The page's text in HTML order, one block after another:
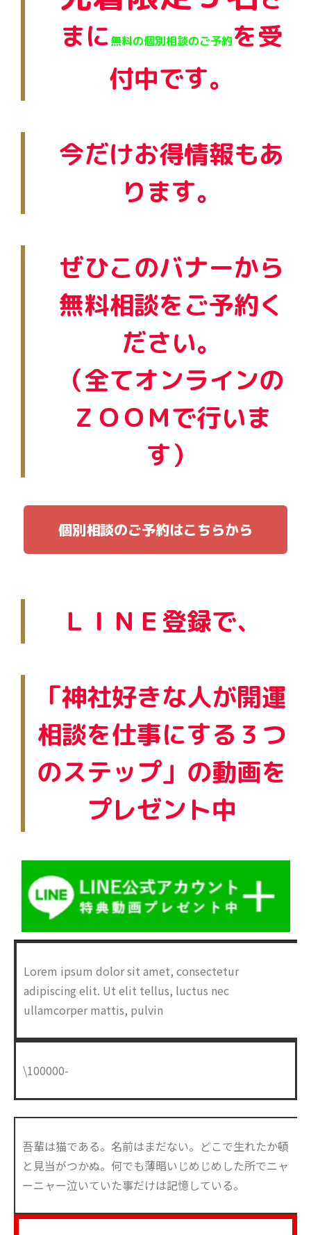
まに無料の個別相談のご予約を受
付中です。
今だけお得情報もあ
ります。
ぜひこのバナーから
無料相談をご予約く
ださい。
（全てオンラインの
ＺＯＯＭで行いま
す）
個別相談のご予約はこちらから
ＬＩＮＥ登録で、
「神社好きな人が開運
相談を仕事にする３つ
のステップ」の動画を
プレゼント中
Lorem ipsum dolor sit amet, consectetur
adipiscing elit. Ut elit tellus, luctus nec
ullamcorper mattis, pulvin
\100000-
吾輩は猫である。名前はまだない。どこで生れたか頓
と見当がつかぬ。何でも薄暗いじめじめした所でニャ
ーニャー泣いていた事だけは記憶している。